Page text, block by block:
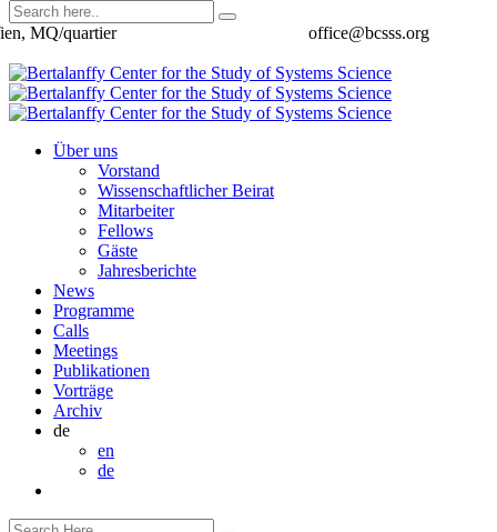
office@bcsss.org
MQ/quartier
Über uns
Vorstand
Wissenschaftlicher Beirat
Mitarbeiter
Fellows
Gäste
Jahresberichte
News
Programme
Calls
Meetings
Publikationen
Vorträge
Archiv
de
en
de